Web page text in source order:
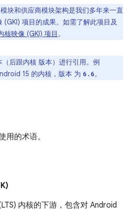
模块和供应商模块架构是我们多年来一直
(GKI) 项目的成果。如需了解此项目及
核映像 (GKI) 项目。
（后跟内核 版本）进行引用。例
15 的内核，版本 为 6.6。
用的术语。
内核的下游，包含对 Android